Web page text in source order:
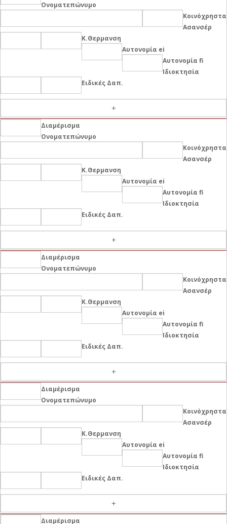
Ονοματεπώνυμο
Κοινόχρηστα
Ασανσέρ
Κ.Θερμανση
Αυτονομία ei
Αυτονομία fi
Ιδιοκτησία
Ειδικές Δαπ.
Διαμέρισμα
Ονοματεπώνυμο
Κοινόχρηστα
Ασανσέρ
Κ.Θερμανση
Αυτονομία ei
Αυτονομία fi
Ιδιοκτησία
Ειδικές Δαπ.
Διαμέρισμα
Ονοματεπώνυμο
Κοινόχρηστα
Ασανσέρ
Κ.Θερμανση
Αυτονομία ei
Αυτονομία fi
Ιδιοκτησία
Ειδικές Δαπ.
Διαμέρισμα
Ονοματεπώνυμο
Κοινόχρηστα
Ασανσέρ
Κ.Θερμανση
Αυτονομία ei
Αυτονομία fi
Ιδιοκτησία
Ειδικές Δαπ.
Διαμέρισμα